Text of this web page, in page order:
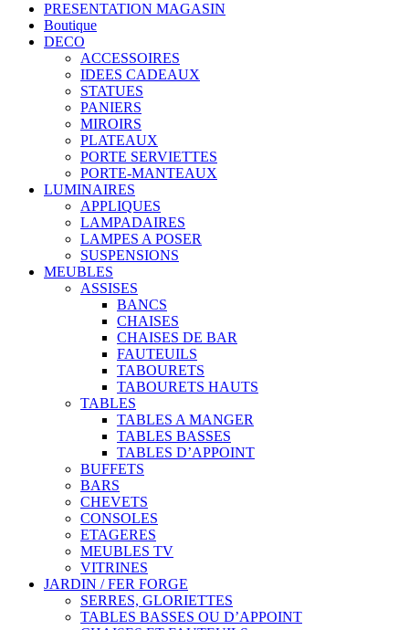
PRESENTATION MAGASIN
Boutique
DECO
ACCESSOIRES
IDEES CADEAUX
STATUES
PANIERS
MIROIRS
PLATEAUX
PORTE SERVIETTES
PORTE-MANTEAUX
LUMINAIRES
APPLIQUES
LAMPADAIRES
LAMPES A POSER
SUSPENSIONS
MEUBLES
ASSISES
BANCS
CHAISES
CHAISES DE BAR
FAUTEUILS
TABOURETS
TABOURETS HAUTS
TABLES
TABLES A MANGER
TABLES BASSES
TABLES D’APPOINT
BUFFETS
BARS
CHEVETS
CONSOLES
ETAGERES
MEUBLES TV
VITRINES
JARDIN / FER FORGE
SERRES, GLORIETTES
TABLES BASSES OU D’APPOINT